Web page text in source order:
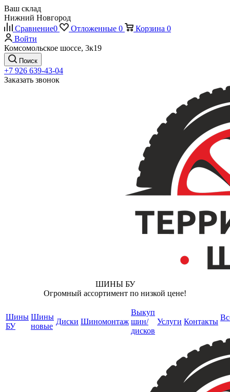
Ваш склад
Нижний Новгород
Сравнение0 Отложенные 0 Корзина 0
Войти
Комсомольское шоссе, 3к19
Поиск
+7 926 639-43-04
Заказать звонок
ШИНЫ БУ
Огромный ассортимент по низкой цене!
Шины
БУ
Шины
новые
Диски Шиномонтаж
Выкуп
шин/
дисков
Услуги Контакты